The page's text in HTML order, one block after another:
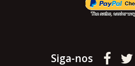
Siga-nos